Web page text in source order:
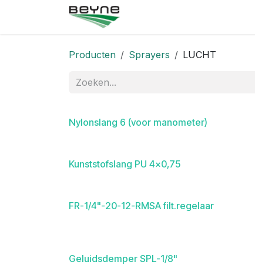
Overslaan naar inhoud
Producten Sprayers LUCHT
Nylonslang 6 (voor manometer)
Kunststofslang PU 4x0,75
FR-1/4"-20-12-RMSA filt.regelaar
Geluidsdemper SPL-1/8"